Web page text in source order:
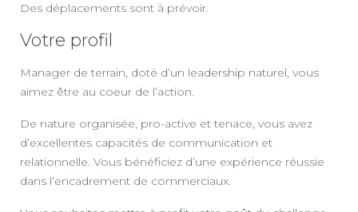
Des déplacements sont à prévoir.
Votre profil
Manager de terrain, doté d’un leadership naturel, vous
aimez être au coeur de l’action.
De nature organisée, pro-active et tenace, vous avez
d’excellentes capacités de communication et
relationnelle. Vous bénéficiez d’une expérience réussie
dans l’encadrement de commerciaux.